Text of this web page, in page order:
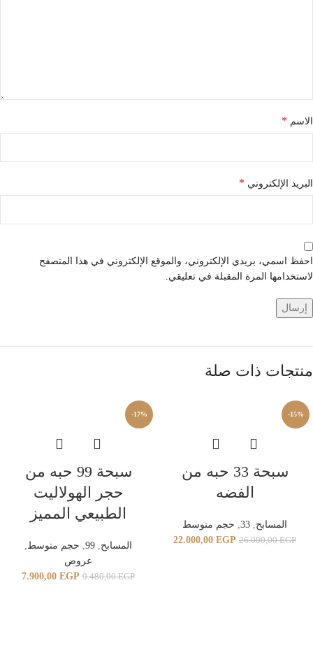
الاسم *
البريد الإلكتروني *
احفظ اسمي، بريدي الإلكتروني، والموقع الإلكتروني في هذا المتصفح
لاستخدامها المرة المقبلة في تعليقي.
منتجات ذات صلة
-15%
سبحة 33 حبه من
الفضه
المسابح,
33
, حجم متوسط
26.000,00EGP
22.000,00 EGP
-17%
سبحة 99 حبه من
حجر الهولاليت
الطبيعي المميز
المسابح,
99
, حجم متوسط,
عروض
9.480,00EGP
7.900,00 EGP